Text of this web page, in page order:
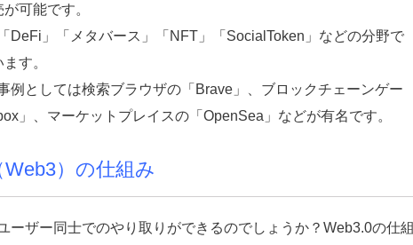
可能です。
DeFi」「メタバース」「NFT」「SocialToken」などの分野で
す。
例としては検索ブラウザの「Brave」、ブロックチェーンゲー
」、マーケットプレイスの「OpenSea」などが有名です。
）の仕組み
ーザー同士でのやり取りができるのでしょうか？Web3.0の仕組